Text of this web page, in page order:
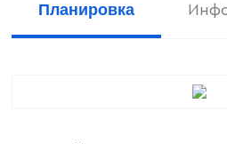
Планировка